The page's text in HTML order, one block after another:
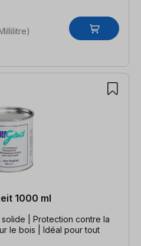
1000 ml
| Protection contre la
le bois | Idéal pour tout